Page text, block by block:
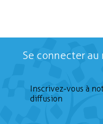
Se connecter au
Inscrivez-vous à
diffusion